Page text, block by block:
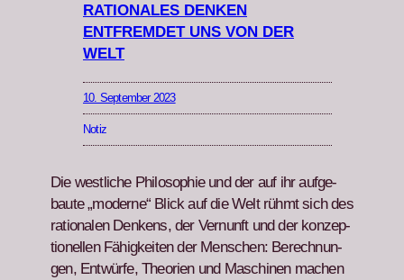
RATIONALES DENKEN
ENTFREMDET UNS VON DER
WELT
10. September 2023
Notiz
Die west­liche Philoso­phie und der auf ihr aufge­
baute „mod­erne“ Blick auf die Welt rühmt sich des
ratio­nalen Denkens, der Ver­nun­ft und der konzep­
tionellen Fähigkeit­en der Men­schen: Berech­nun­
gen, Entwürfe, The­o­rien und Maschi­nen machen